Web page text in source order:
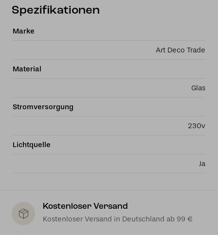
Spezifikationen
Marke
Art Deco Trade
Material
Glas
Stromversorgung
230v
Lichtquelle
Ja
Kostenloser Versand
Kostenloser Versand in Deutschland ab 99 €